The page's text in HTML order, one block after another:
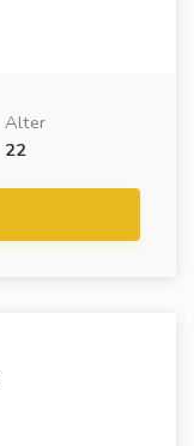
Alter
22